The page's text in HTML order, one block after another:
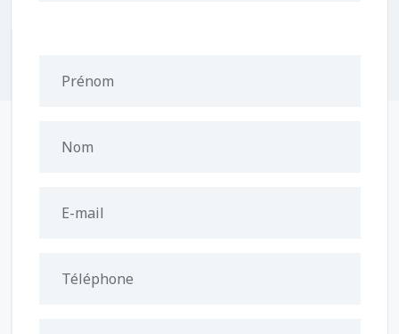
Prénom
Nom
E-mail
Téléphone